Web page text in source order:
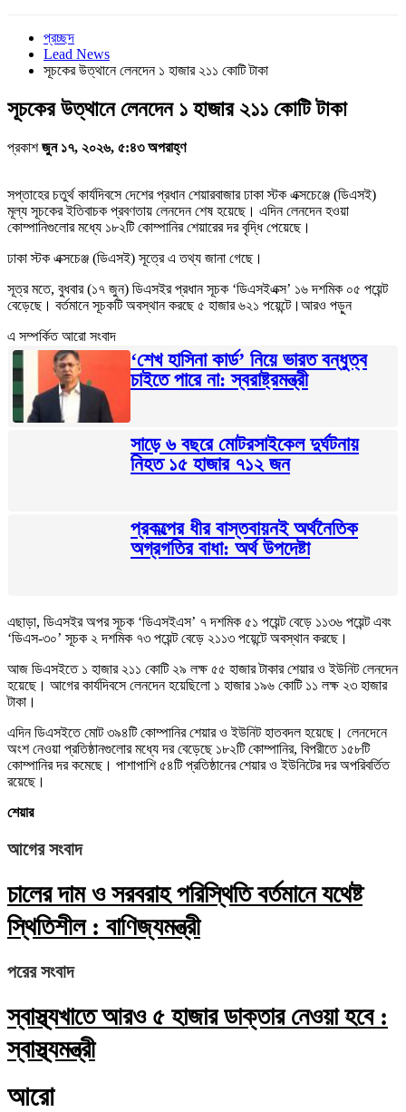
প্রচ্ছদ
Lead News
সূচকের উত্থানে লেনদেন ১ হাজার ২১১ কোটি টাকা
সূচকের উত্থানে লেনদেন ১ হাজার ২১১ কোটি টাকা
প্রকাশজুন ১৭, ২০২৬, ৫:৪৩ অপরাহ্ণ
সপ্তাহের চতুর্থ কার্যদিবসে দেশের প্রধান শেয়ারবাজার ঢাকা স্টক এক্সচেঞ্জে (ডিএসই)
মূল্য সূচকের ইতিবাচক প্রবণতায় লেনদেন শেষ হয়েছে। এদিন লেনদেন হওয়া
কোম্পানিগুলোর মধ্যে ১৮২টি কোম্পানির শেয়ারের দর বৃদ্ধি পেয়েছে।
ঢাকা স্টক এক্সচেঞ্জ (ডিএসই) সূত্রে এ তথ্য জানা গেছে।
সূত্র মতে, বুধবার (১৭ জুন) ডিএসইর প্রধান সূচক ‘ডিএসইএক্স’ ১৬ দশমিক ০৫ পয়েন্ট
বেড়েছে। বর্তমানে সূচকটি অবস্থান করছে ৫ হাজার ৬২১ পয়েন্টে।আরও পড়ুন
এ সম্পর্কিত আরো সংবাদ
‘শেখ হাসিনা কার্ড’ নিয়ে ভারত বন্ধুত্ব
চাইতে পারে না: স্বরাষ্ট্রমন্ত্রী
সাড়ে ৬ বছরে মোটরসাইকেল দুর্ঘটনায়
নিহত ১৫ হাজার ৭১২ জন
প্রকল্পের ধীর বাস্তবায়নই অর্থনৈতিক
অগ্রগতির বাধা: অর্থ উপদেষ্টা
এছাড়া, ডিএসইর অপর সূচক ‘ডিএসইএস’ ৭ দশমিক ৫১ পয়েন্ট বেড়ে ১১৩৬ পয়েন্ট এবং
‘ডিএস-৩০’ সূচক ২ দশমিক ৭৩ পয়েন্ট বেড়ে ২১১৩ পয়েন্টে অবস্থান করছে।
আজ ডিএসইতে ১ হাজার ২১১ কোটি ২৯ লক্ষ ৫৫ হাজার টাকার শেয়ার ও ইউনিট লেনদেন
হয়েছে। আগের কার্যদিবসে লেনদেন হয়েছিলো ১ হাজার ১৯৬ কোটি ১১ লক্ষ ২৩ হাজার
টাকা।
এদিন ডিএসইতে মোট ৩৯৪টি কোম্পানির শেয়ার ও ইউনিট হাতবদল হয়েছে। লেনদেনে
অংশ নেওয়া প্রতিষ্ঠানগুলোর মধ্যে দর বেড়েছে ১৮২টি কোম্পানির, বিপরীতে ১৫৮টি
কোম্পানির দর কমেছে। পাশাপাশি ৫৪টি প্রতিষ্ঠানের শেয়ার ও ইউনিটের দর অপরিবর্তিত
রয়েছে।
শেয়ার
আগের সংবাদ
চালের দাম ও সরবরাহ পরিস্থিতি বর্তমানে যথেষ্ট
স্থিতিশীল : বাণিজ্যমন্ত্রী
পরের সংবাদ
স্বাস্থ্যখাতে আরও ৫ হাজার ডাক্তার নেওয়া হবে :
স্বাস্থ্যমন্ত্রী
আরো